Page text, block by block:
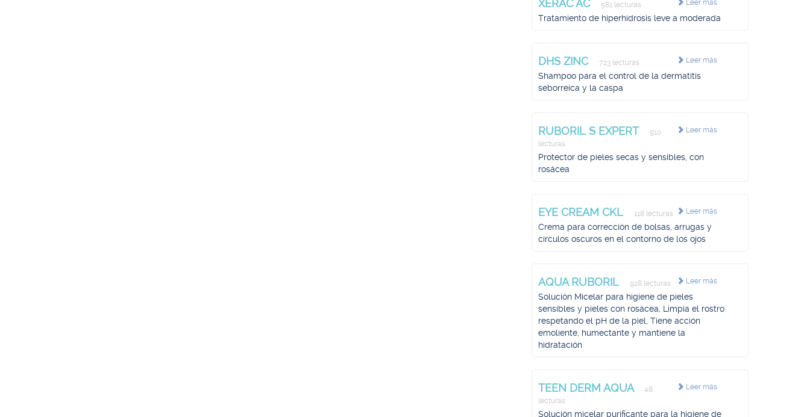
Leer más
XERAC AC 581 lecturas
Tratamiento de hiperhidrosis leve a moderada
Leer más
DHS ZINC 723 lecturas
Shampoo para el control de la dermatitis
seborreica y la caspa
Leer más
RUBORIL S EXPERT
910
lecturas
Protector de pieles secas y sensibles, con
rosácea
Leer más
EYE CREAM CKL 118 lecturas
Crema para corrección de bolsas, arrugas y
círculos oscuros en el contorno de los ojos
Leer más
AQUA RUBORIL 928 lecturas
Solución Micelar para higiene de pieles
sensibles y pieles con rosácea, Limpia el rostro
respetando el pH de la piel, Tiene acción
emoliente, humectante y mantiene la
hidratación
Leer más
TEEN DERM AQUA
48
lecturas
Solución micelar purificante para la higiene de